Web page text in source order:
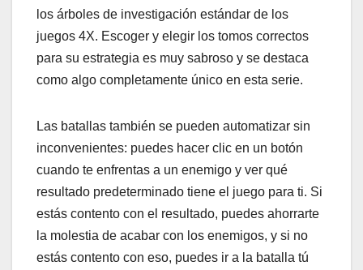
los árboles de investigación estándar de los
juegos 4X. Escoger y elegir los tomos correctos
para su estrategia es muy sabroso y se destaca
como algo completamente único en esta serie.
Las batallas también se pueden automatizar sin
inconvenientes: puedes hacer clic en un botón
cuando te enfrentas a un enemigo y ver qué
resultado predeterminado tiene el juego para ti. Si
estás contento con el resultado, puedes ahorrarte
la molestia de acabar con los enemigos, y si no
estás contento con eso, puedes ir a la batalla tú